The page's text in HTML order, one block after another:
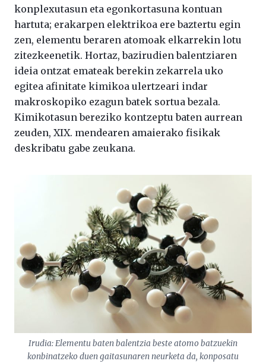
konplexutasun eta egonkortasuna kontuan
hartuta; erakarpen elektrikoa ere baztertu egin
zen, elementu beraren atomoak elkarrekin lotu
zitezkeenetik. Hortaz, bazirudien balentziaren
ideia ontzat emateak berekin zekarrela uko
egitea afinitate kimikoa ulertzeari indar
makroskopiko ezagun batek sortua bezala.
Kimikotasun bereziko kontzeptu baten aurrean
zeuden, XIX. mendearen amaierako fisikak
deskribatu gabe zeukana.
Irudia: Elementu baten balentzia beste atomo batzuekin
konbinatzeko duen gaitasunaren neurketa da, konposatu